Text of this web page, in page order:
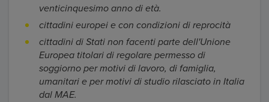
venticinquesimo anno di età.
cittadini europei e con condizioni di reprocità
cittadini di Stati non facenti parte dell'Unione
Europea titolari di regolare permesso di
soggiorno per motivi di lavoro, di famiglia,
umanitari e per motivi di studio rilasciato in Italia
dal MAE.